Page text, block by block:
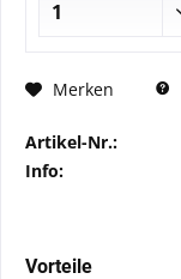
Merken
Artikel-Nr.:
Info:
Vorteile